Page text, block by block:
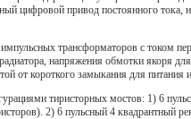
цифровой привод постоянного тока,
трансформаторов с током
напряжения обмотки якоря
от короткого замыкания для питания
тиристорных мостов: 1) 6
2) 6 пульсный 4 квадрантный